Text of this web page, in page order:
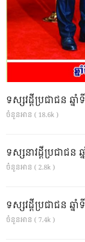
ទស្សវដ្តីប្រជាជន ឆ្
ចំនួនអាន ( 18.6k )
ទស្សនាវដ្ដីប្រជាជ
ចំនួនអាន ( 2.8k )
ទស្សវដ្តីប្រជាជន ឆ្
ចំនួនអាន ( 7.4k )